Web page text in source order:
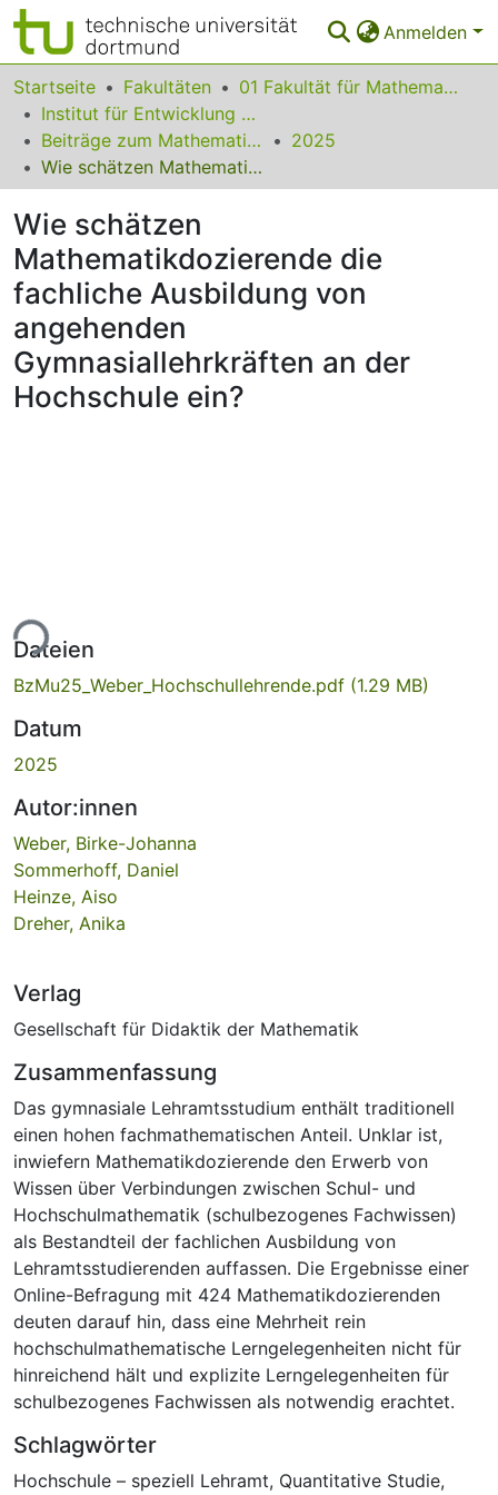
Anmelden
Bereiche & Sammlungen
Das gesamte Repositorium
Statistiken
FAQ
Leitlinien
Zurück zur Startseite
Startseite Fakultäten
01 Fakultät für Mathematik
Institut für Entwicklung und Erforschung des Mathematikunterrichts
Beiträge zum Mathematikunterricht
2025
Wie schätzen Mathematikdozierende die fachliche Ausbildung von angehenden Gymnasiallehrkräften an der Hochschule ein?
Wie schätzen
Mathematikdozierende die
fachliche Ausbildung von
angehenden
Gymnasiallehrkräften an der
Hochschule ein?
Dateien
BzMu25_Weber_Hochschullehrende.pdf (1.29 MB)
Datum
2025
Autor:innen
Weber, Birke-Johanna
Sommerhoff, Daniel
Heinze, Aiso
Dreher, Anika
Verlag
Gesellschaft für Didaktik der Mathematik
Zusammenfassung
Das gymnasiale Lehramtsstudium enthält traditionell
einen hohen fachmathematischen Anteil. Unklar ist,
inwiefern Mathematikdozierende den Erwerb von
Wissen über Verbindungen zwischen Schul- und
Hochschulmathematik (schulbezogenes Fachwissen)
als Bestandteil der fachlichen Ausbildung von
Lehramtsstudierenden auffassen. Die Ergebnisse einer
Online-Befragung mit 424 Mathematikdozierenden
deuten darauf hin, dass eine Mehrheit rein
hochschulmathematische Lerngelegenheiten nicht für
hinreichend hält und explizite Lerngelegenheiten für
schulbezogenes Fachwissen als notwendig erachtet.
Schlagwörter
Hochschule – speziell Lehramt, Quantitative Studie,